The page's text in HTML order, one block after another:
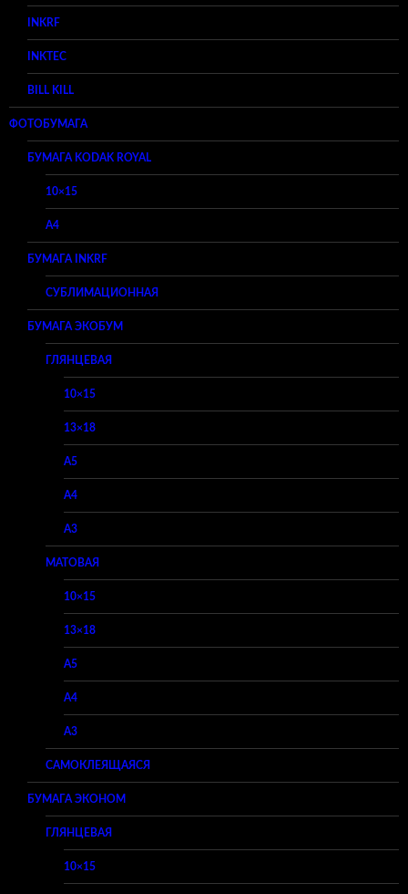
INKRF
INKTEC
BILL KILL
ФОТОБУМАГА
БУМАГА KODAK ROYAL
10×15
A4
БУМАГА INKRF
СУБЛИМАЦИОННАЯ
БУМАГА ЭКОБУМ
ГЛЯНЦЕВАЯ
10×15
13×18
A5
A4
A3
МАТОВАЯ
10×15
13×18
A5
A4
A3
САМОКЛЕЯЩАЯСЯ
БУМАГА ЭКОНОМ
ГЛЯНЦЕВАЯ
10×15